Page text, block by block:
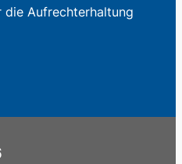
die Aufrechterhaltung